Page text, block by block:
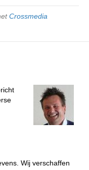
Crossmedia
Wij verschaffen